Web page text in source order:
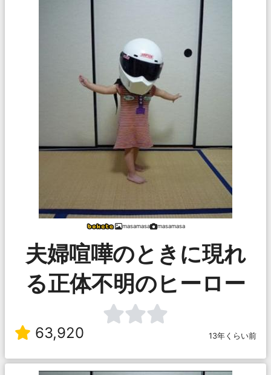
masamasa masamasa
夫婦喧嘩のときに現れ
る正体不明のヒーロー
63,920 13年くらい前